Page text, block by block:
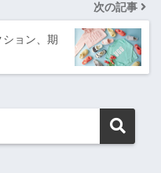
次の記事
ョン、期